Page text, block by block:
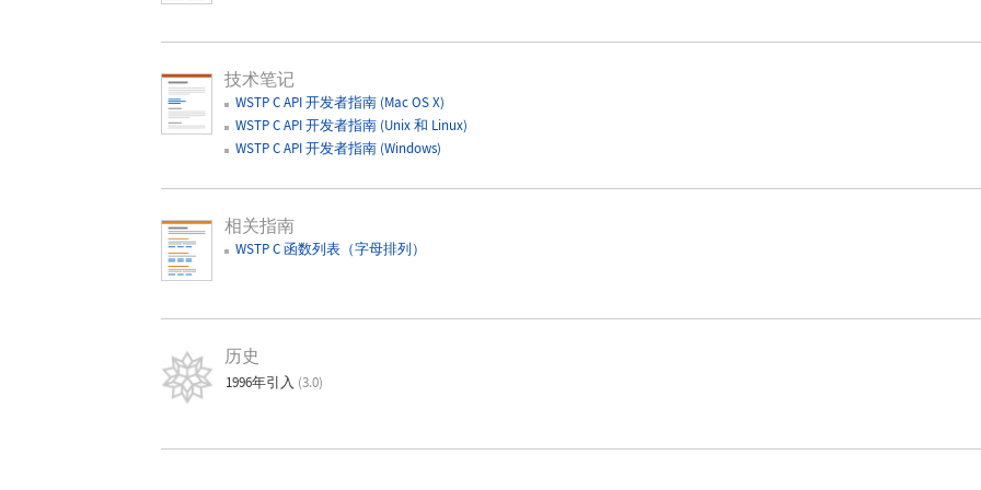
技术笔记
WSTP C API 开发者指南 (Mac OS X)
WSTP C API 开发者指南 (Unix 和 Linux)
WSTP C API 开发者指南 (Windows)
相关指南
WSTP C 函数列表（字母排列）
历史
1996年引入 (3.0)